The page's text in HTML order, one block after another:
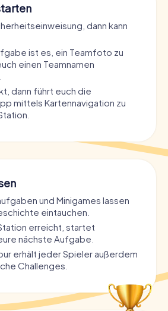
dann kann
ist es, ein Teamfoto zu
einen Teamnamen
dann führt euch die
mittels Kartennavigation zu
und Minigames lassen
eintauchen.
erreicht, startet
nächste Aufgabe.
erhält jeder Spieler außerdem
Challenges.